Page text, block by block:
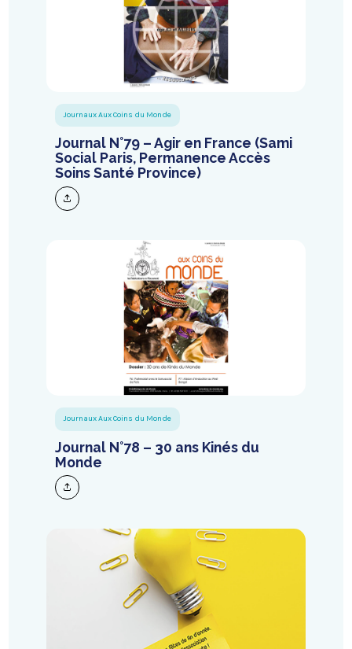
Journaux Aux Coins du Monde
Journal N°79 – Agir en France (Sami
Social Paris, Permanence Accès
Soins Santé Province)
Journaux Aux Coins du Monde
Journal N°78 – 30 ans Kinés du
Monde